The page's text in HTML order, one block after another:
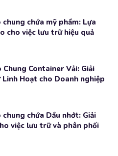
chứa mỹ phẩm: Lựa
cho việc lưu trữ hiệu quả
Chung Container Vải: Giải
Linh Hoạt cho Doanh nghiệp
chứa Dầu nhớt: Giải
việc lưu trữ và phân phối